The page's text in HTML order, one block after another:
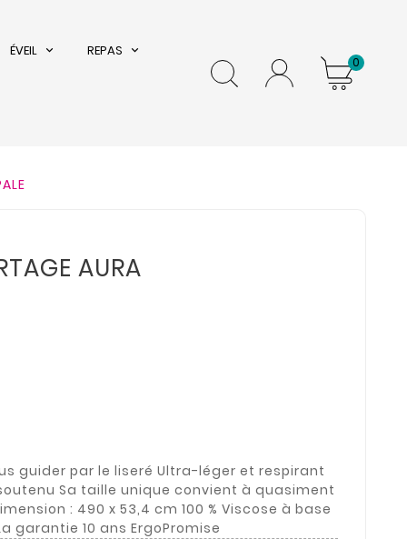
ÉVEIL REPAS
0
AURA
guider par le liseré Ultra-léger et respirant
Sa taille unique convient à quasiment
: 490 x 53,4 cm 100 % Viscose à base
garantie 10 ans ErgoPromise